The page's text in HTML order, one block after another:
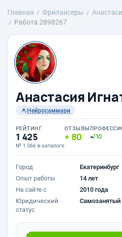
Главная Фрилансеры
Работа 2898267
Анастасия
Нейросаммари
РЕЙТИНГ
1 425
№ 1 066 в каталоге
ОТЗЫВЫ
80 -/10
Город
Екатеринбург
Опыт работы
14 лет
На сайте с
2010 года
Юридический
статус
Самозанятый